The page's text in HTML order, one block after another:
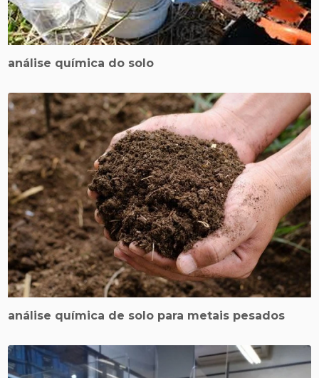
análise química do solo
análise química de solo para metais pesados